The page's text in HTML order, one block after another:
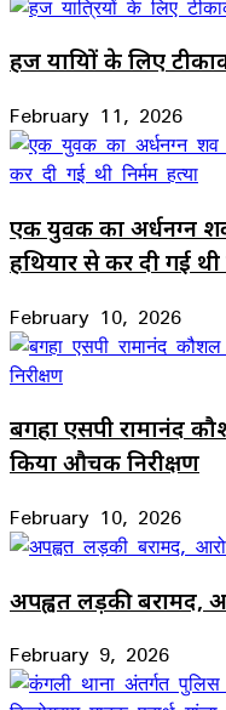
हज यात्रियों के लिए
February 11, 2026
एक युवक का अर्धनग्न
हथियार से कर दी गई थी
February 10, 2026
बगहा एसपी रामानंद
किया औचक निरीक्षण
February 10, 2026
अपह्वत लड़की बरामद,
February 9, 2026